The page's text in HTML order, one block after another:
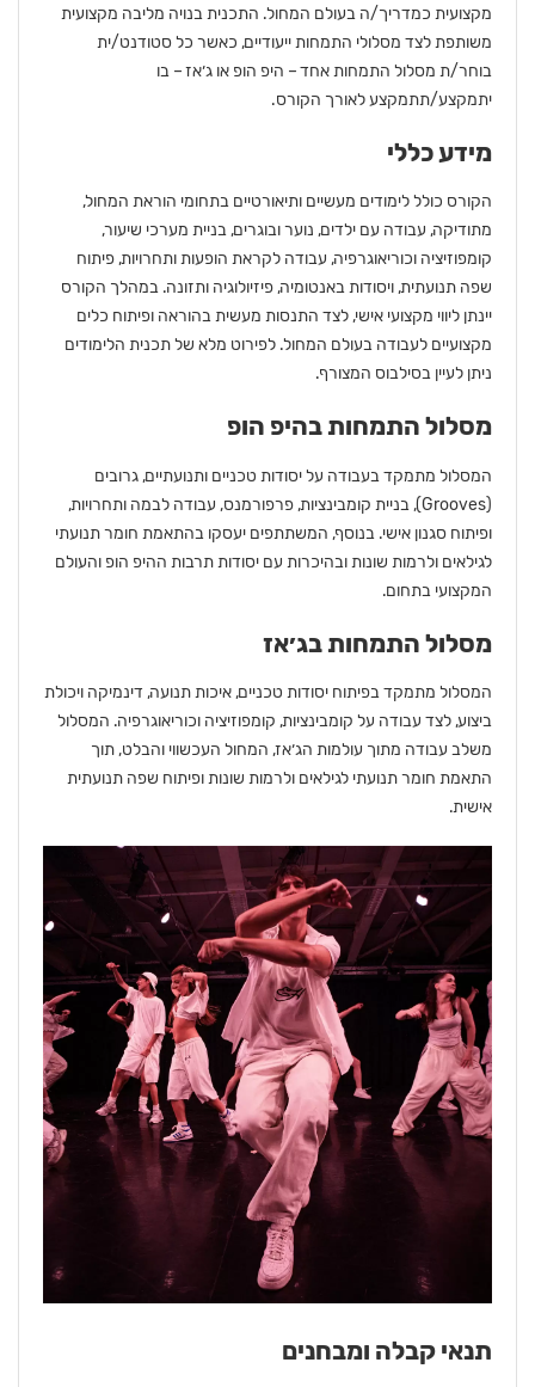
מקצועית כמדריך/ה בעולם המחול. התכנית בנויה מליבה מקצועית
משותפת לצד מסלולי התמחות ייעודיים, כאשר כל סטודנט/ית
בוחר/ת מסלול התמחות אחד – היפ הופ או ג׳אז – בו
יתמקצע/תתמקצע לאורך הקורס.
מידע כללי
הקורס כולל לימודים מעשיים ותיאורטיים בתחומי הוראת המחול,
מתודיקה, עבודה עם ילדים, נוער ובוגרים, בניית מערכי שיעור,
קומפוזיציה וכוריאוגרפיה, עבודה לקראת הופעות ותחרויות, פיתוח
שפה תנועתית, ויסודות באנטומיה, פיזיולוגיה ותזונה. במהלך הקורס
יינתן ליווי מקצועי אישי, לצד התנסות מעשית בהוראה ופיתוח כלים
מקצועיים לעבודה בעולם המחול. לפירוט מלא של תכנית הלימודים
ניתן לעיין בסילבוס המצורף.
מסלול התמחות בהיפ הופ
המסלול מתמקד בעבודה על יסודות טכניים ותנועתיים, גרובים
(Grooves), בניית קומבינציות, פרפורמנס, עבודה לבמה ותחרויות,
ופיתוח סגנון אישי. בנוסף, המשתתפים יעסקו בהתאמת חומר תנועתי
לגילאים ולרמות שונות ובהיכרות עם יסודות תרבות ההיפ הופ והעולם
המקצועי בתחום.
מסלול התמחות בג׳אז
המסלול מתמקד בפיתוח יסודות טכניים, איכות תנועה, דינמיקה ויכולת
ביצוע, לצד עבודה על קומבינציות, קומפוזיציה וכוריאוגרפיה. המסלול
משלב עבודה מתוך עולמות הג׳אז, המחול העכשווי והבלט, תוך
התאמת חומר תנועתי לגילאים ולרמות שונות ופיתוח שפה תנועתית
אישית.
תנאי קבלה ומבחנים